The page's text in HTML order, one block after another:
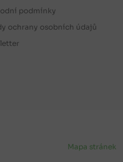
podmínky
ochrany osobních údajů
Mapa stránek